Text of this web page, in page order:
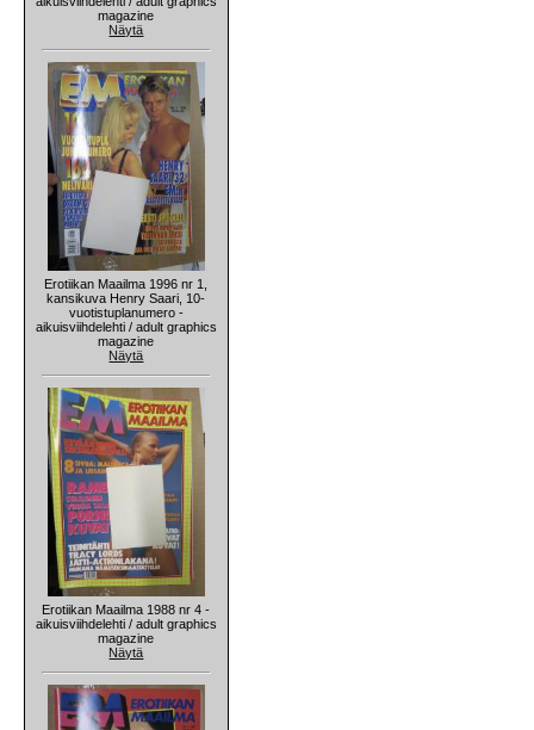
magazine
Näytä
Erotiikan Maailma 1996 nr 1,
kansikuva Henry Saari, 10-
vuotistuplanumero -
aikuisviihdelehti / adult graphics
magazine
Näytä
Erotiikan Maailma 1988 nr 4 -
aikuisviihdelehti / adult graphics
magazine
Näytä